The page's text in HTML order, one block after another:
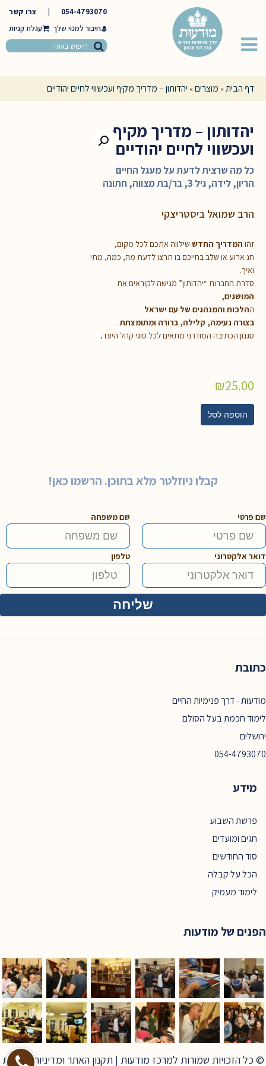
054-4793070
צרו קשר
חיבור למנוי שלך
דף הבית» מוצרים» יהדותון – מדריך מקיף ועכשווי לחיים יהודיים
יהדותון – מדריך מקיף
ועכשווי לחיים יהודיים
כל מה שרצית לדעת על מעגל החיים
הריון, לידה, גיל 3, בר/בת מצווה, חתונה
הרב שמואל ביסטריצקי
זהו המדריך החדש שילווה אתכם לכל מקום,
חג ארוע או שלב בחייכם בו תרצו לדעת מה, כמה, מתי
ואיך.
סדרת החברות “יהדותון” מגישה לקוראים את
המושגים,
ההלכות והמנהגים של עם ישראל
בצורה נעימה, קלילה, ברורה ומתומצתת.
סגנון הכתיבה המודרני מתאים לכל סוגי קהל היעד.
₪25.00
הוספה לסל
קבלו ניוזלטר מלא בתוכן. הרשמו כאן!
שם פרטי שם משפחה
דואר אלקטרוני טלפון
כתובת
מודעות - דרך פנימיות החיים
לימוד חכמת בעל הסולם
ירושלים
054-4793070
מידע
פרשת השבוע
חגים ומועדים
סוד החודשים
הכל על קבלה
לימוד מעמיק
הפנים של מודעות
© כל הזכויות שמורות למרכז מודעות | תקנון האתר ומדיניות פרטיות